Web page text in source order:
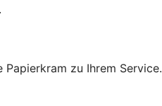
zu Ihrem Service.